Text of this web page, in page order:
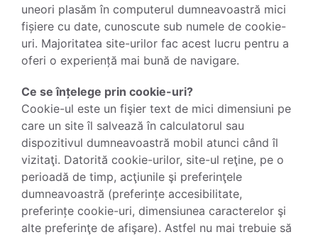
uneori plasăm în computerul dumneavoastră mici
fișiere cu date, cunoscute sub numele de cookie-
uri. Majoritatea site-urilor fac acest lucru pentru a
oferi o experiență mai bună de navigare.
Ce se înțelege prin cookie-uri?
Cookie-ul este un fişier text de mici dimensiuni pe
care un site îl salvează în calculatorul sau
dispozitivul dumneavoastră mobil atunci când îl
vizitaţi. Datorită cookie-urilor, site-ul reţine, pe o
perioadă de timp, acţiunile şi preferinţele
dumneavoastră (preferințe accesibilitate,
preferințe cookie-uri, dimensiunea caracterelor şi
alte preferinţe de afişare). Astfel nu mai trebuie să